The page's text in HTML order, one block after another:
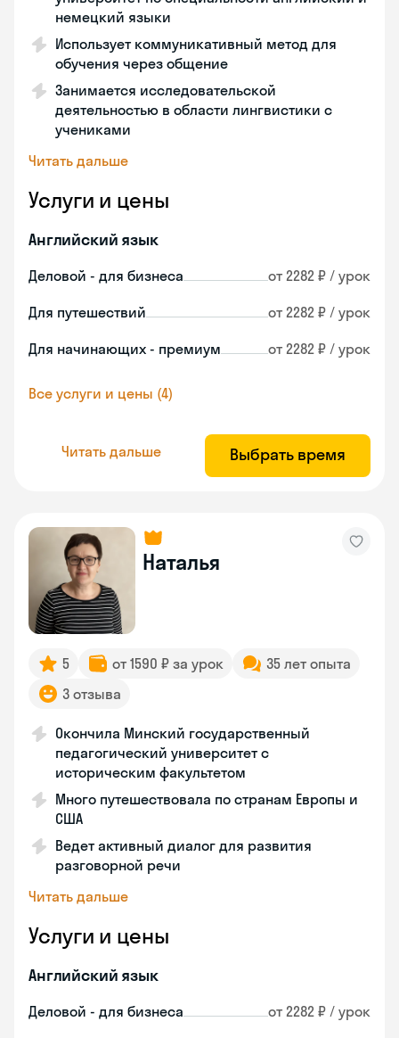
немецкий языки
Использует коммуникативный метод для
обучения через общение
Занимается исследовательской
деятельностью в области лингвистики с
учениками
Читать дальше
Услуги и цены
Английский язык
Деловой - для бизнеса от 2282 ₽ / урок
Для путешествий от 2282 ₽ / урок
Для начинающих - премиум от 2282 ₽ / урок
Все услуги и цены (4)
Читать дальше Выбрать время
Наталья
5 от 1590 ₽ за урок
35 лет опыта
3 отзыва
Окончила Минский государственный
педагогический университет с
историческим факультетом
Много путешествовала по странам Европы и
США
Ведет активный диалог для развития
разговорной речи
Читать дальше
Услуги и цены
Английский язык
Деловой - для бизнеса от 2282 ₽ / урок